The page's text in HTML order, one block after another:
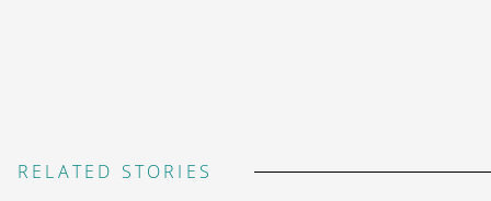
RELATED STORIES